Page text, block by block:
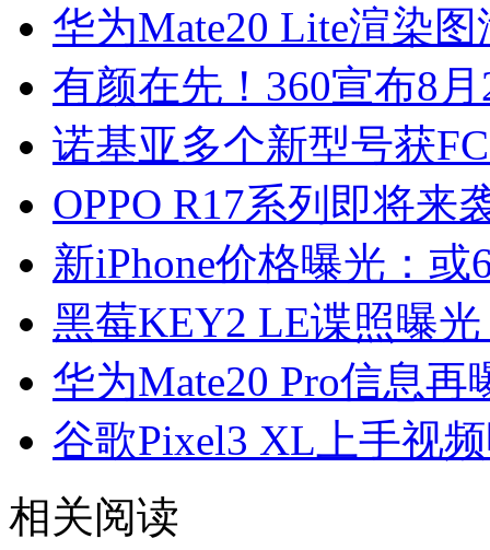
华为Mate20 Lite渲染
有颜在先！360宣布8
诺基亚多个新型号获
OPPO R17系列即将来
新iPhone价格曝光：或
黑莓KEY2 LE谍照曝
华为Mate20 Pro信息
谷歌Pixel3 XL上手视
相关阅读